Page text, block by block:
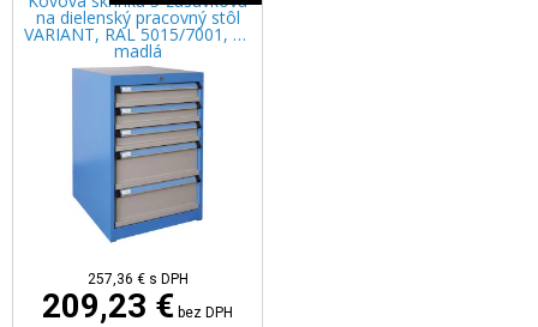
na dielenský pracovný stôl
VARIANT, RAL 5015/7001, Al.
madlá
257,36 € s DPH
209,23 € bez DPH